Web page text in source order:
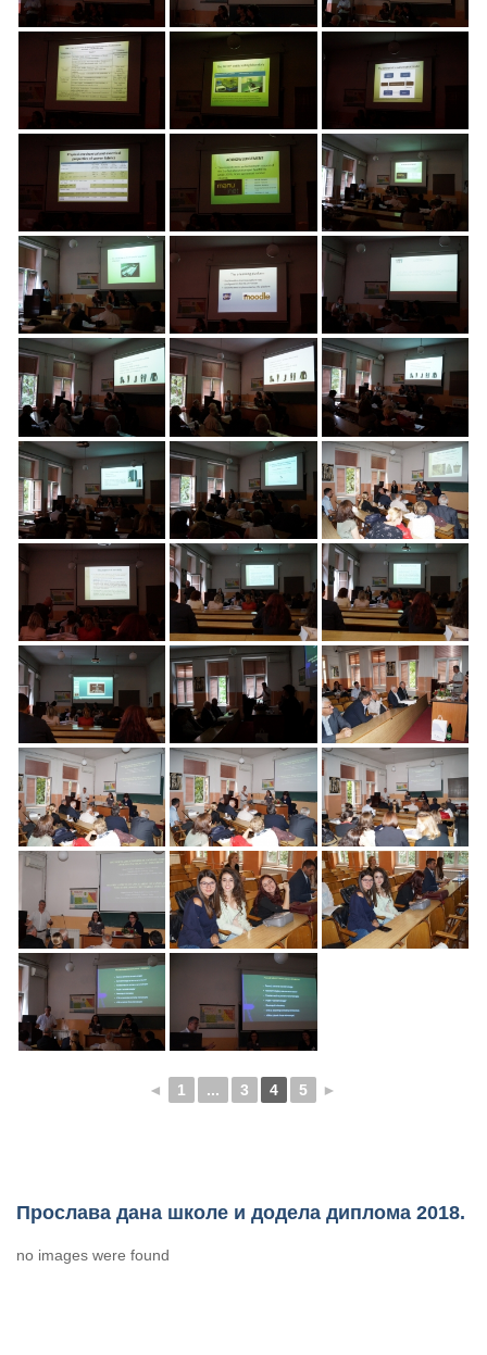
◄ 1 ... 3 4 5 ►
Прослава дана школе и додела диплома 2018.
no images were found